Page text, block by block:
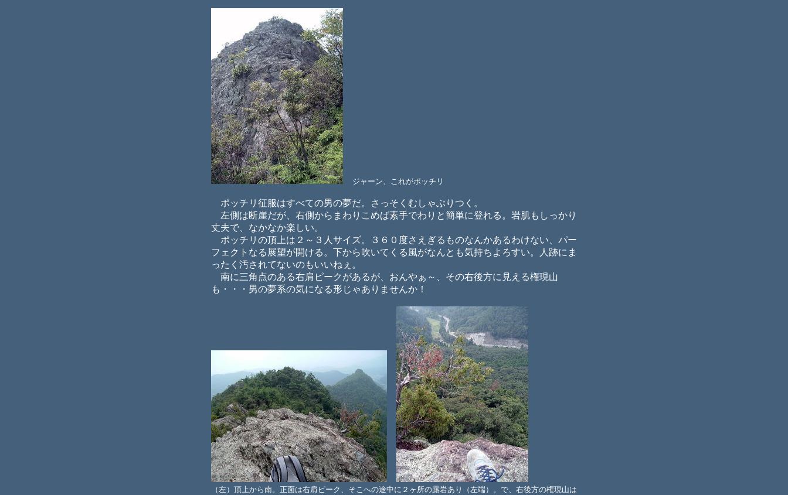
ジャーン、これがポッチリ
ポッチリ征服はすべての男の夢だ。さっそくむしゃぶりつく。
左側は断崖だが、右側からまわりこめば素手でわりと簡単に登れる。岩肌もしっかり
丈夫で、なかなか楽しい。
ポッチリの頂上は２～３人サイズ。３６０度さえぎるものなんかあるわけない、パー
フェクトなる展望が開ける。下から吹いてくる風がなんとも気持ちよろすい。人跡にま
ったく汚されてないのもいいねぇ。
南に三角点のある右肩ピークがあるが、おんやぁ～、その右後方に見える権現山
も・・・男の夢系の気になる形じゃありませんか！
（左）頂上から南。正面は右肩ピーク、そこへの途中に２ヶ所の露岩あり（左端）。で、右後方の権現山は